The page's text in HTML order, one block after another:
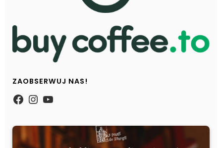
ZAOBSERWUJ NAS!
https://www.facebook.com/
Instagram
YouTube